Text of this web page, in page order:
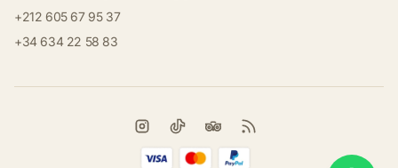
+212 605 67 95 37
+34 634 22 58 83